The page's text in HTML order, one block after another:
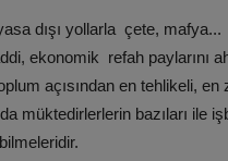
dışı yollarla çete, mafya...
ekonomik refah paylarını
açısından en tehlikeli,
müktedirlerlerin bazıları ile